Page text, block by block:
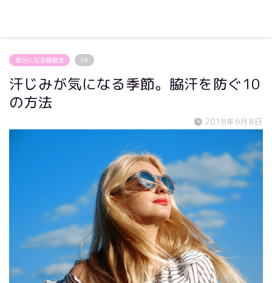
幸せになる健康法 PR
汗じみが気になる季節。脇汗を防ぐ10
の方法
2018年6月8日